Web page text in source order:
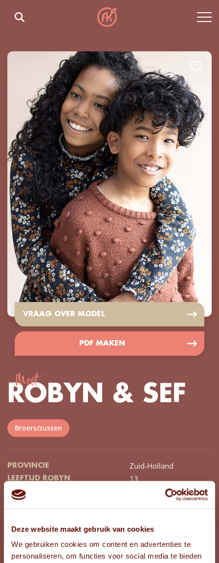
Deze website maakt gebruik van cookies
We gebruiken cookies om content en advertenties te
personaliseren, om functies voor social media te bieden
VRAAG OVER MODEL
PDF MAKEN
Meet
ROBYN & SEF
Broers/zussen
PROVINCIE Zuid-Holland
LEEFTIJD ROBYN 13
LEEFTIJD SEF
BEKIJK FOTO'S